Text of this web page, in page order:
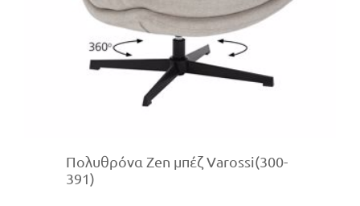
Πολυθρόνα Zen μπέζ Varossi(300-
391)